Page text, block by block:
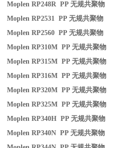
Moplen RP248R PP无规共聚物
Moplen RP2531 PP无规共聚物
Moplen RP2560 PP无规共聚物
Moplen RP310M PP无规共聚物
Moplen RP315M PP无规共聚物
Moplen RP316M PP无规共聚物
Moplen RP320M PP无规共聚物
Moplen RP325M PP无规共聚物
Moplen RP340H PP无规共聚物
Moplen RP340N PP无规共聚物